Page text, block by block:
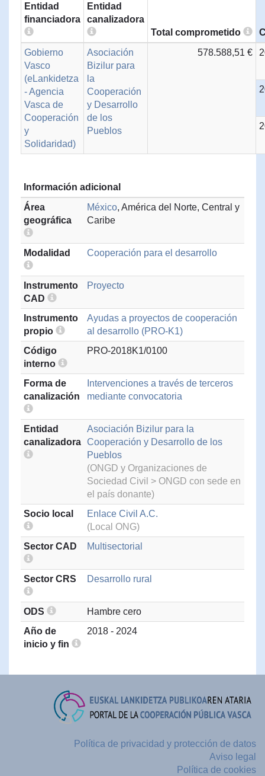
Entidad
financiadora
Entidad
canalizadora
Total comprometido
Gobierno
Vasco
(eLankidetza
- Agencia
Vasca de
Cooperación
y
Solidaridad)
Asociación
Bizilur para
la
Cooperación
y Desarrollo
de los
Pueblos
578.588,51 €
Información adicional
Área
geográfica
México, América del Norte, Central y
Caribe
Modalidad Cooperación para el desarrollo
Instrumento
CAD
Proyecto
Instrumento
propio
Ayudas a proyectos de cooperación
al desarrollo (PRO-K1)
Código
interno
PRO-2018K1/0100
Forma de
canalización
Intervenciones a través de terceros
mediante convocatoria
Entidad
canalizadora
Asociación Bizilur para la
Cooperación y Desarrollo de los
Pueblos
(ONGD y Organizaciones de
Sociedad Civil > ONGD con sede en
el país donante)
Socio local
Enlace Civil A.C.
(Local ONG)
Sector CAD
Multisectorial
Sector CRS Desarrollo rural
ODS
Hambre cero
Año de
inicio y fin
2018 - 2024
Política de privacidad y protección de datos
Aviso legal
Política de cookies